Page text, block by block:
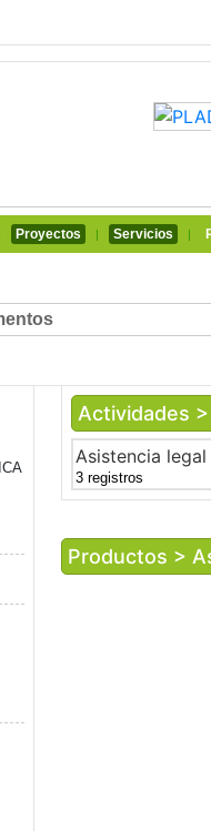
Proyectos | Servicios |
Actividades
Asistencia legal
3 registros
Productos >